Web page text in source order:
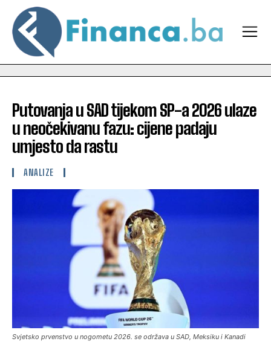
Putovanja u SAD tijekom SP-a 2026 ulaze
u neočekivanu fazu: cijene padaju
umjesto da rastu
ANALIZE
Svjetsko prvenstvo u nogometu 2026. se održava u SAD, Meksiku i Kanadi